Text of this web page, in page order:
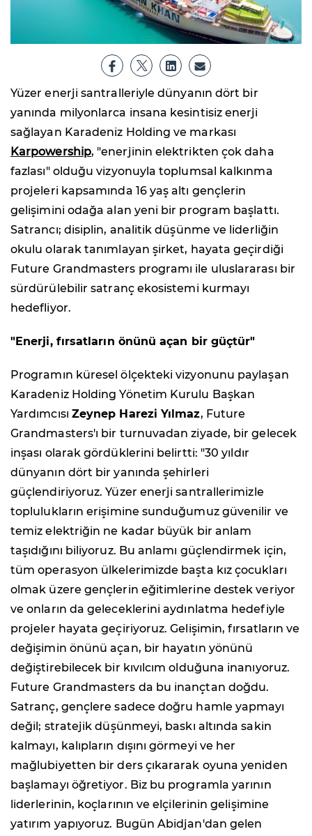
Yüzer enerji santralleriyle dünyanın dört bir
yanında milyonlarca insana kesintisiz enerji
sağlayan Karadeniz Holding ve markası
Karpowership, "enerjinin elektrikten çok daha
fazlası" olduğu vizyonuyla toplumsal kalkınma
projeleri kapsamında 16 yaş altı gençlerin
gelişimini odağa alan yeni bir program başlattı.
Satrancı; disiplin, analitik düşünme ve liderliğin
okulu olarak tanımlayan şirket, hayata geçirdiği
Future Grandmasters programı ile uluslararası bir
sürdürülebilir satranç ekosistemi kurmayı
hedefliyor.
"Enerji, fırsatların önünü açan bir güçtür"
Programın küresel ölçekteki vizyonunu paylaşan
Karadeniz Holding Yönetim Kurulu Başkan
Yardımcısı Zeynep Harezi Yılmaz, Future
Grandmasters'ı bir turnuvadan ziyade, bir gelecek
inşası olarak gördüklerini belirtti: "30 yıldır
dünyanın dört bir yanında şehirleri
güçlendiriyoruz. Yüzer enerji santrallerimizle
toplulukların erişimine sunduğumuz güvenilir ve
temiz elektriğin ne kadar büyük bir anlam
taşıdığını biliyoruz. Bu anlamı güçlendirmek için,
tüm operasyon ülkelerimizde başta kız çocukları
olmak üzere gençlerin eğitimlerine destek veriyor
ve onların da geleceklerini aydınlatma hedefiyle
projeler hayata geçiriyoruz. Gelişimin, fırsatların ve
değişimin önünü açan, bir hayatın yönünü
değiştirebilecek bir kıvılcım olduğuna inanıyoruz.
Future Grandmasters da bu inançtan doğdu.
Satranç, gençlere sadece doğru hamle yapmayı
değil; stratejik düşünmeyi, baskı altında sakin
kalmayı, kalıpların dışını görmeyi ve her
mağlubiyetten bir ders çıkararak oyuna yeniden
başlamayı öğretiyor. Biz bu programla yarının
liderlerinin, koçlarının ve elçilerinin gelişimine
yatırım yapıyoruz. Bugün Abidjan'dan gelen